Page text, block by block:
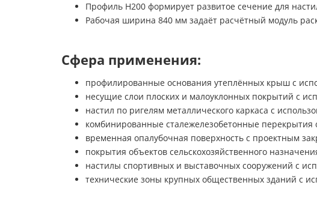
Профиль Н200 формирует развитое сечение для
Рабочая ширина 840 мм задаёт расчётный модуль
Сфера применения:
профилированные основания утеплённых крыш с
несущие слои плоских и малоуклонных покрытий с
настил по ригелям металлического каркаса с
комбинированные сталежелезобетонные перекрытия
временная опалубочная поверхность с проектным
покрытия объектов сельскохозяйственного
настилы спортивных и выставочных сооружений с
технические зоны крупных общественных зданий с